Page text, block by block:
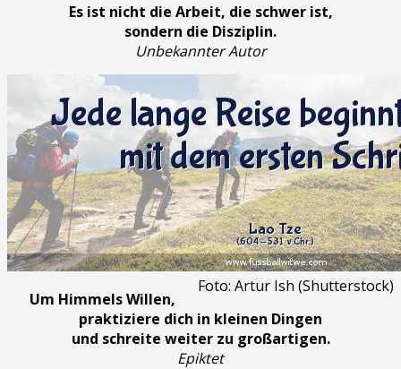
Es ist nicht die Arbeit, die schwer ist,
sondern die Disziplin.
Unbekannter Autor
Foto: Artur Ish (Shutterstock)
Um Himmels Willen,
praktiziere dich in kleinen Dingen
und schreite weiter zu großartigen.
Epiktet